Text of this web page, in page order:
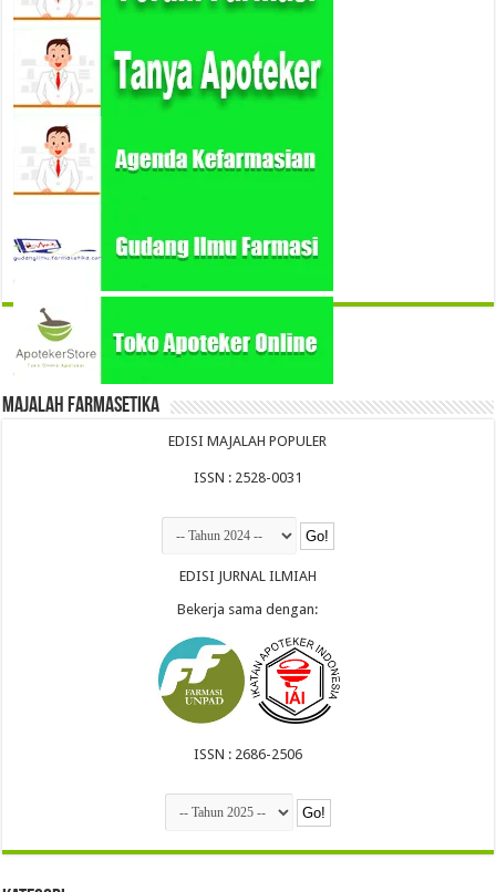
Majalah Farmasetika
EDISI MAJALAH POPULER
ISSN : 2528-0031
EDISI JURNAL ILMIAH
Bekerja sama dengan:
ISSN : 2686-2506